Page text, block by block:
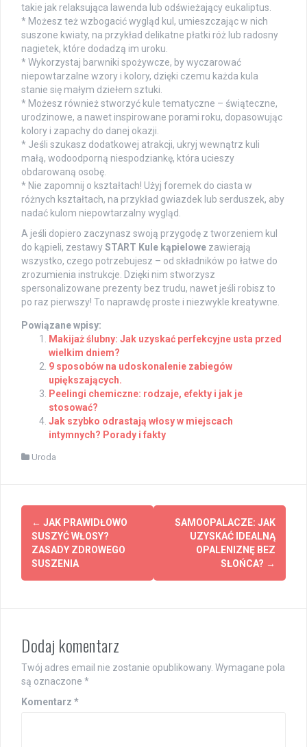
takie jak relaksująca lawenda lub odświeżający eukaliptus.
* Możesz też wzbogacić wygląd kul, umieszczając w nich
suszone kwiaty, na przykład delikatne płatki róż lub radosny
nagietek, które dodadzą im uroku.
* Wykorzystaj barwniki spożywcze, by wyczarować
niepowtarzalne wzory i kolory, dzięki czemu każda kula
stanie się małym dziełem sztuki.
* Możesz również stworzyć kule tematyczne – świąteczne,
urodzinowe, a nawet inspirowane porami roku, dopasowując
kolory i zapachy do danej okazji.
* Jeśli szukasz dodatkowej atrakcji, ukryj wewnątrz kuli
małą, wodoodporną niespodziankę, która ucieszy
obdarowaną osobę.
* Nie zapomnij o kształtach! Użyj foremek do ciasta w
różnych kształtach, na przykład gwiazdek lub serduszek, aby
nadać kulom niepowtarzalny wygląd.
A jeśli dopiero zaczynasz swoją przygodę z tworzeniem kul
do kąpieli, zestawySTART Kule kąpielowe zawierają
wszystko, czego potrzebujesz – od składników po łatwe do
zrozumienia instrukcje. Dzięki nim stworzysz
spersonalizowane prezenty bez trudu, nawet jeśli robisz to
po raz pierwszy! To naprawdę proste i niezwykle kreatywne.
Powiązane wpisy:
Makijaż ślubny: Jak uzyskać perfekcyjne usta przed
wielkim dniem?
9 sposobów na udoskonalenie zabiegów
upiększających.
Peelingi chemiczne: rodzaje, efekty i jak je
stosować?
Jak szybko odrastają włosy w miejscach
intymnych? Porady i fakty
Uroda
Post
navigation
← JAK PRAWIDŁOWO
SUSZYĆ WŁOSY?
ZASADY ZDROWEGO
SUSZENIA
SAMOOPALACZE: JAK
UZYSKAĆ IDEALNĄ
OPALENIZNĘ BEZ
SŁOŃCA? →
Dodaj komentarz
Twój adres email nie zostanie opublikowany. Wymagane pola
są oznaczone *
Komentarz *